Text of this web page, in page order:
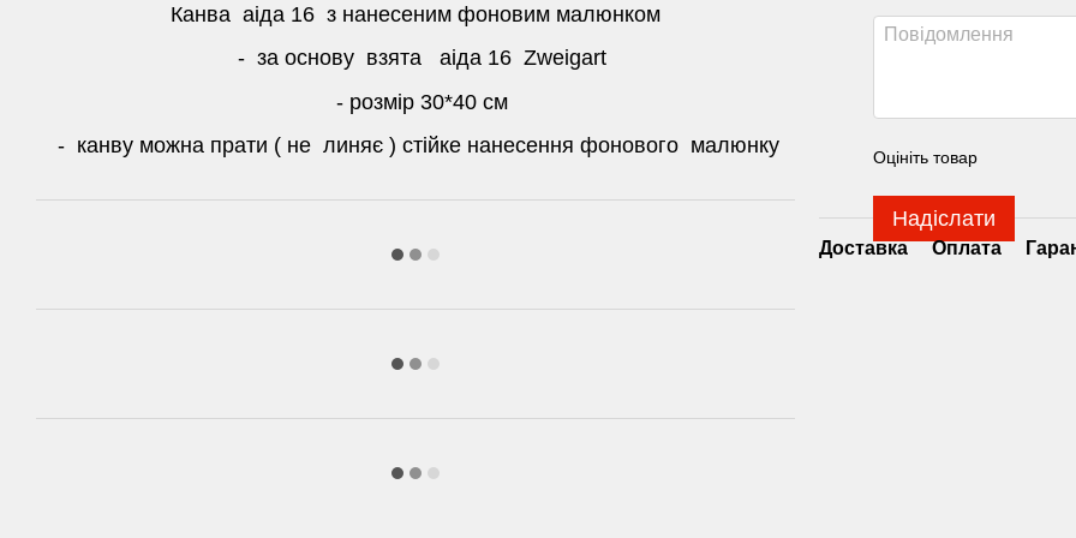
Канва аіда 16 з нанесеним фоновим малюнком
- за основу взята аіда 16 Zweigart
- розмір 30*40 см
- канву можна прати ( не линяє ) стійке нанесення фонового малюнку
Оцініть товар
Надіслати
Доставка Оплата